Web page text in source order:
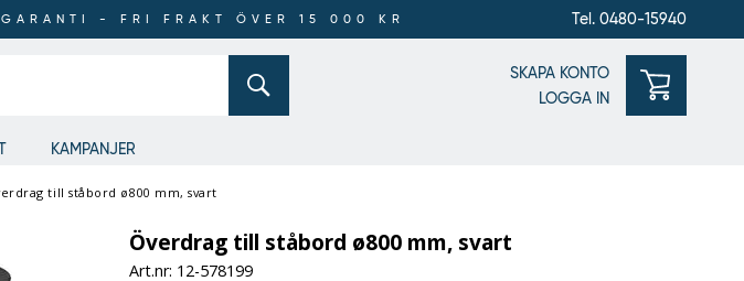
- FRI FRAKT ÖVER 15 000 KR Tel. 0480-15940
SKAPA KONTO
LOGGA IN
KAMPANJER
till ståbord ø800 mm, svart
Överdrag till ståbord ø800 mm, svart
Art.nr: 12-578199